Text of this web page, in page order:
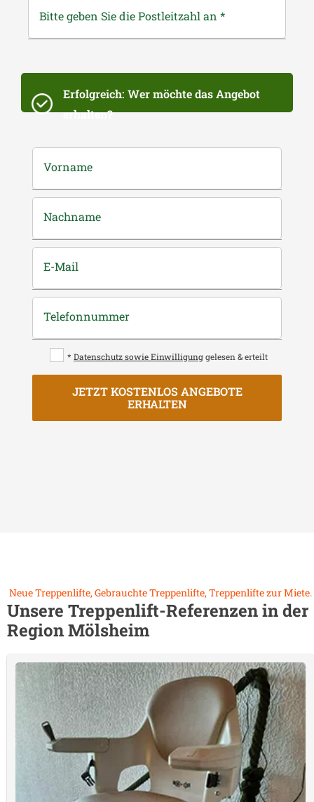
Bitte geben Sie die Postleitzahl an *
Erfolgreich: Wer möchte das Angebot
erhalten?
Vorname
Nachname
E-Mail
Telefonnummer
* Datenschutz sowie Einwilligung gelesen & erteilt
JETZT KOSTENLOS ANGEBOTE
ERHALTEN
Neue Treppenlifte, Gebrauchte Treppenlifte, Treppenlifte zur Miete.
Unsere Treppenlift-Referenzen in der
RegionMölsheim